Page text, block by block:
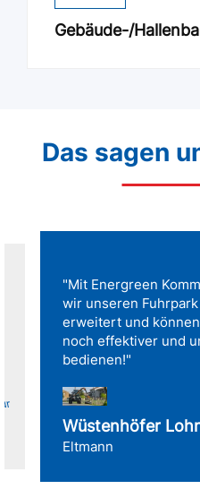
Gebäude-/
Das sagen
"Mit Energreen
wir unseren
erweitert und
noch effektiver und
bedienen!"
Wüstenhöfer
Eltmann